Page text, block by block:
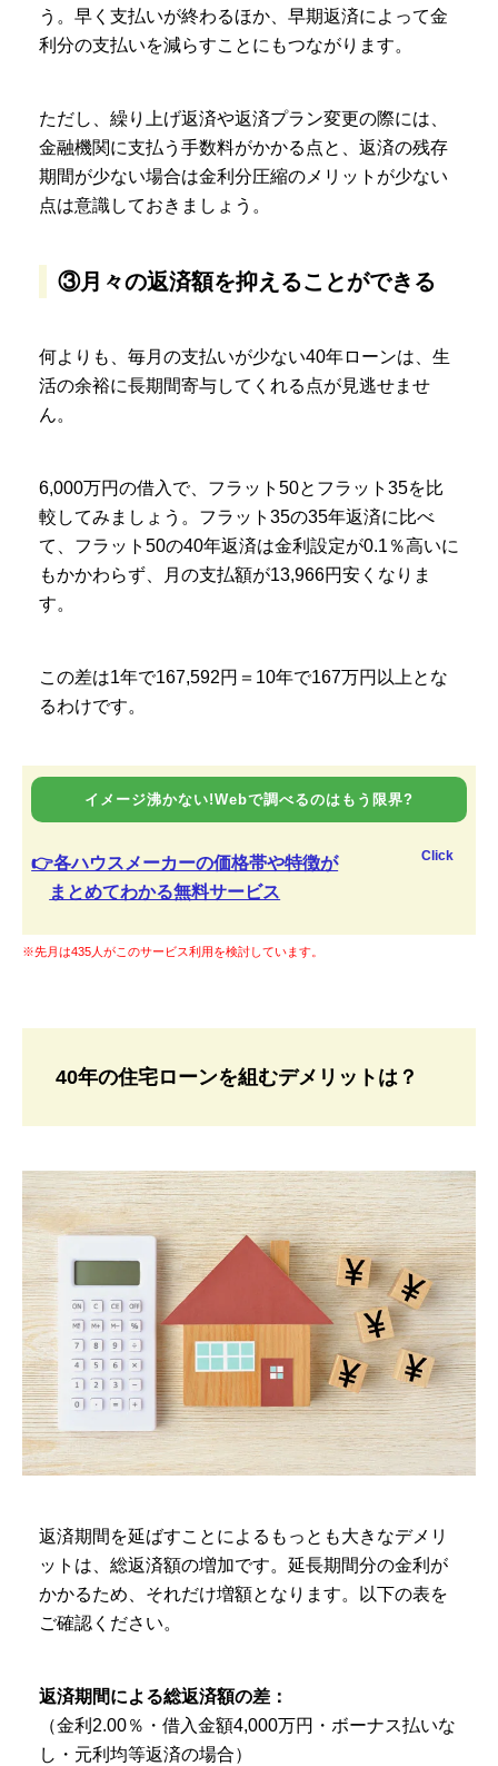
う。早く支払いが終わるほか、早期返済によって金
利分の支払いを減らすことにもつながります。
ただし、繰り上げ返済や返済プラン変更の際には、
金融機関に支払う手数料がかかる点と、返済の残存
期間が少ない場合は金利分圧縮のメリットが少ない
点は意識しておきましょう。
③月々の返済額を抑えることができる
何よりも、毎月の支払いが少ない40年ローンは、生
活の余裕に長期間寄与してくれる点が見逃せませ
ん。
6,000万円の借入で、フラット50とフラット35を比
較してみましょう。フラット35の35年返済に比べ
て、フラット50の40年返済は金利設定が0.1％高いに
もかかわらず、月の支払額が13,966円安くなりま
す。
この差は1年で167,592円＝10年で167万円以上とな
るわけです。
イメージ沸かない!Webで調べるのはもう限界?
👉各ハウスメーカーの価格帯や特徴が
まとめてわかる無料サービス
Click
※先月は435人がこのサービス利用を検討しています。
40年の住宅ローンを組むデメリットは？
返済期間を延ばすことによるもっとも大きなデメリ
ットは、総返済額の増加です。延長期間分の金利が
かかるため、それだけ増額となります。以下の表を
ご確認ください。
返済期間による総返済額の差：
（金利2.00％・借入金額4,000万円・ボーナス払いな
し・元利均等返済の場合）